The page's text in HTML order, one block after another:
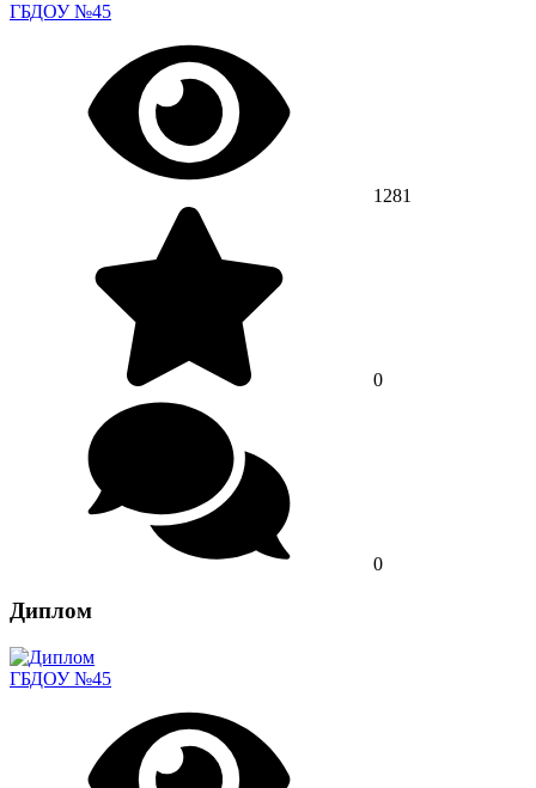
ГБДОУ №45
1281
0
0
Диплом
ГБДОУ №45